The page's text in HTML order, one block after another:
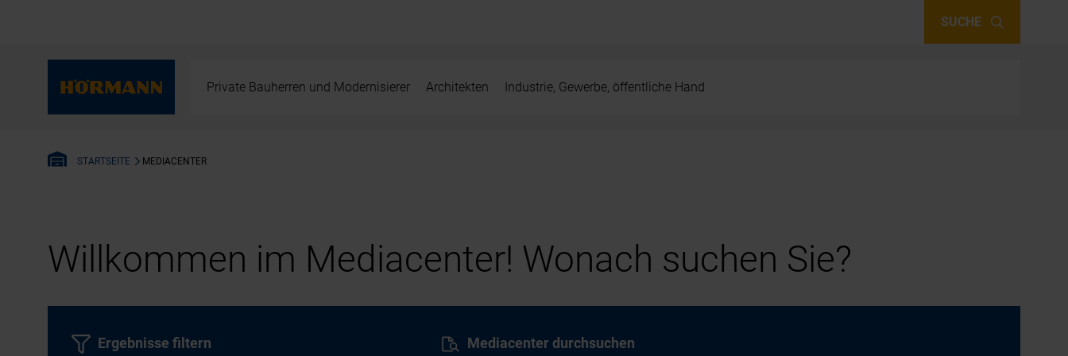
SUCHE
Private Bauherren und Modernisierer Architekten Industrie, Gewerbe, öffentliche Hand
STARTSEITE MEDIACENTER
Willkommen im Mediacenter! Wonach suchen Sie?
Mediacenter durchsuchen
Ergebnisse filtern